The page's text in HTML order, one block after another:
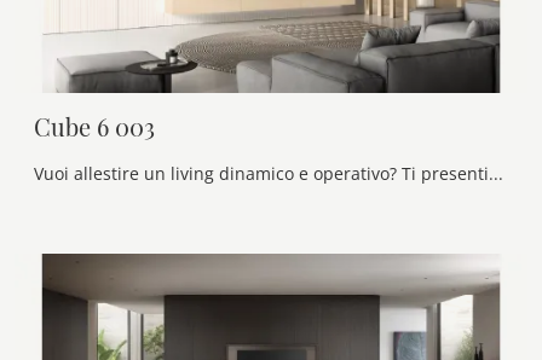
Cube 6 003
Vuoi allestire un living dinamico e operativo? Ti presentiamo la parete attrezzata Cube 6 003 Olivieri dalle linee decise moderne.